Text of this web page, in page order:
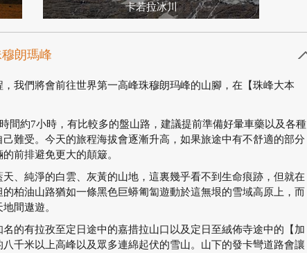
卡若拉冰川
朗瑪峰
我們將會前往世界第一高峰珠穆朗玛峰的山腳，在【珠峰大本
間約7小時，有比較多的盤山路，建議提前準備好暈車藥以及各種
難受。今天的旅程海拔會逐漸升高，如果旅途中有不舒適的部分
前排避免更大的顛簸。
、純淨的白雲、灰黃的山地，這裏幾乎看不到生命痕跡，但就在
柏油山路猶如一條黑色巨蟒匍匐遊動於這無垠的雪域高原上，而
間遨遊。
的有拉孜至定日途中的嘉措拉山口以及定日至絨佈寺途中的【加
千米以上高峰以及眾多連綿起伏的雪山。山下的發卡彎道路會讓